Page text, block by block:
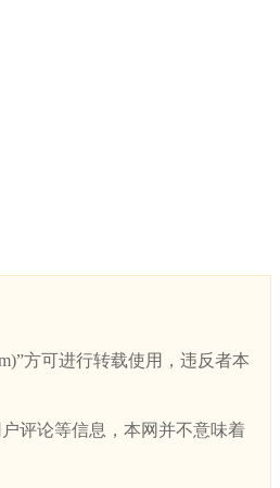
方可进行转载使用，违反者本
评论等信息，本网并不意味着